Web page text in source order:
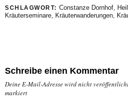
SCHLAGWORT: Constanze Dornhof,
Kräuterseminare, Kräuterwanderungen,
Schreibe einen Kommentar
Deine E-Mail-Adresse wird nicht
markiert